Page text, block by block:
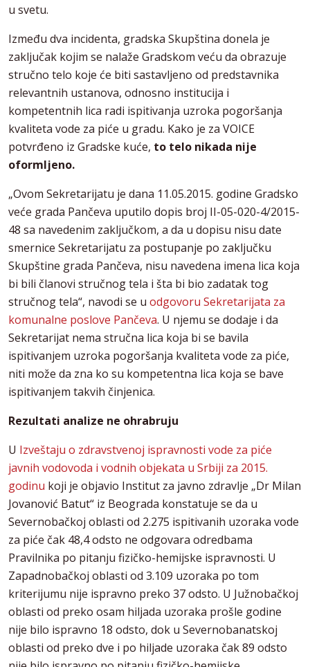
u svetu.
Između dva incidenta, gradska Skupština donela je
zaključak kojim se nalaže Gradskom veću da obrazuje
stručno telo koje će biti sastavljeno od predstavnika
relevantnih ustanova, odnosno institucija i
kompetentnih lica radi ispitivanja uzroka pogoršanja
kvaliteta vode za piće u gradu. Kako je za VOICE
potvrđeno iz Gradske kuće, to telo nikada nije
oformljeno.
„Ovom Sekretarijatu je dana 11.05.2015. godine Gradsko
veće grada Pančeva uputilo dopis broj II-05-020-4/2015-
48 sa navedenim zaključkom, a da u dopisu nisu date
smernice Sekretarijatu za postupanje po zaključku
Skupštine grada Pančeva, nisu navedena imena lica koja
bi bili članovi stručnog tela i šta bi bio zadatak tog
stručnog tela“, navodi se u odgovoru Sekretarijata za
komunalne poslove Pančeva. U njemu se dodaje i da
Sekretarijat nema stručna lica koja bi se bavila
ispitivanjem uzroka pogoršanja kvaliteta vode za piće,
niti može da zna ko su kompetentna lica koja se bave
ispitivanjem takvih činjenica.
Rezultati analize ne ohrabruju
U Izveštaju o zdravstvenoj ispravnosti vode za piće
javnih vodovoda i vodnih objekata u Srbiji za 2015.
godinu koji je objavio Institut za javno zdravlje „Dr Milan
Jovanović Batut“ iz Beograda konstatuje se da u
Severnobačkoj oblasti od 2.275 ispitivanih uzoraka vode
za piće čak 48,4 odsto ne odgovara odredbama
Pravilnika po pitanju fizičko-hemijske ispravnosti. U
Zapadnobačkoj oblasti od 3.109 uzoraka po tom
kriterijumu nije ispravno preko 37 odsto. U Južnobačkoj
oblasti od preko osam hiljada uzoraka prošle godine
nije bilo ispravno 18 odsto, dok u Severnobanatskoj
oblasti od preko dve i po hiljade uzoraka čak 89 odsto